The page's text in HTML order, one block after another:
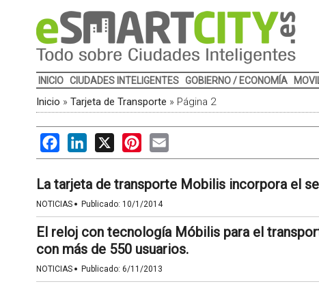
INICIO CIUDADES INTELIGENTES GOBIERNO / ECONOMÍA
Inicio » Tarjeta de Transporte » Página 2
FacebookLinkedIn
X PinterestEmail
La tarjeta de transporte Mobilis incorpora el
NOTICIAS · Publicado: 10/1/2014
El reloj con tecnología Móbilis para el
con más de 550 usuarios.
NOTICIAS · Publicado: 6/11/2013